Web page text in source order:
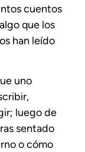
cuentos
que los
han leído
uno
luego de
sentado
o cómo